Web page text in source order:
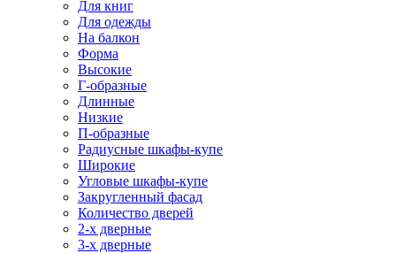
Для книг
Для одежды
На балкон
Форма
Высокие
Г-образные
Длинные
Низкие
П-образные
Радиусные шкафы-купе
Широкие
Угловые шкафы-купе
Закругленный фасад
Количество дверей
2-х дверные
3-х дверные